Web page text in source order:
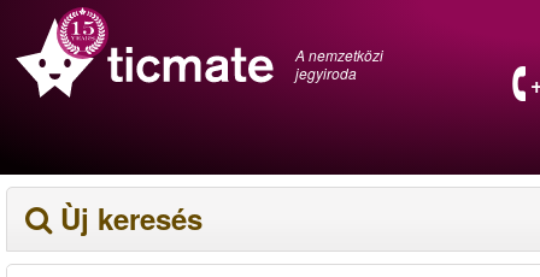
A nemzetközi
jegyiroda
Ùj keresés